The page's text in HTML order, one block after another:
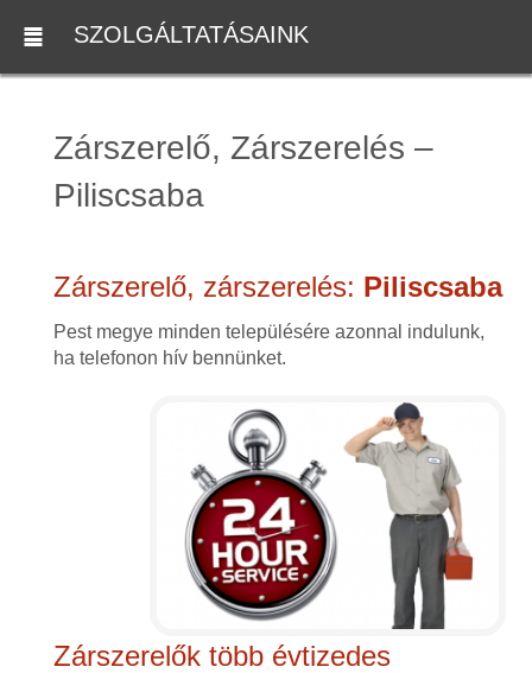
SZOLGÁLTATÁSAINK
Zárszerelő, Zárszerelés –
Piliscsaba
Zárszerelő, zárszerelés: Piliscsaba
Pest megye minden településére azonnal indulunk,
ha telefonon hív bennünket.
Zárszerelők több évtizedes